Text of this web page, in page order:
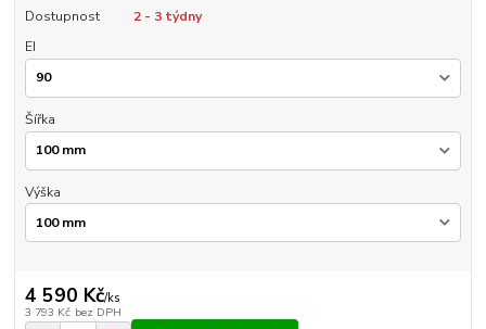
Dostupnost
2 - 3 týdny
EI
Šířka
Výška
4 590 Kč/ks
3 793 Kč bez DPH